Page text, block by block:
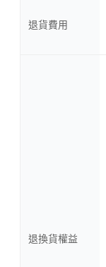
退貨費用
退換貨權益